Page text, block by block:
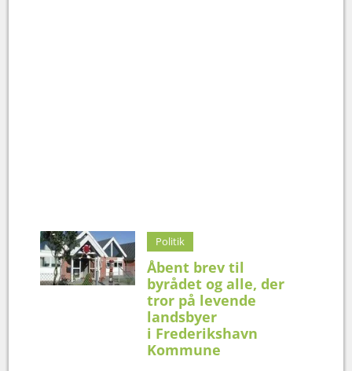
Politik
Åbent brev til
byrådet og alle, der
tror på levende
landsbyer
i Frederikshavn
Kommune